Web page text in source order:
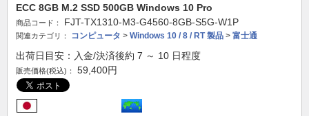
ECC 8GB M.2 SSD 500GB Windows 10 Pro
商品コード： FJT-TX1310-M3-G4560-8GB-S5G-W1P
関連カテゴリ： コンピュータ > Windows 10 / 8 / RT 製品 > 富士通
出荷日目安：入金/決済後約 7 ～ 10 日程度
販売価格(税込)： 59,400円